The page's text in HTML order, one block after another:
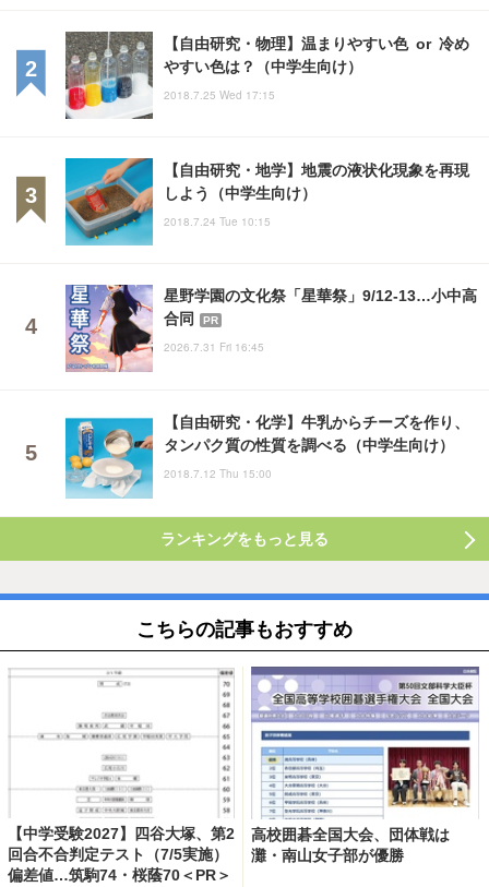
【自由研究・物理】温まりやすい色 or 冷め
やすい色は？（中学生向け）
2018.7.25 Wed 17:15
【自由研究・地学】地震の液状化現象を再現
しよう（中学生向け）
2018.7.24 Tue 10:15
星野学園の文化祭「星華祭」9/12-13…小中高
合同
PR
2026.7.31 Fri 16:45
【自由研究・化学】牛乳からチーズを作り、
タンパク質の性質を調べる（中学生向け）
2018.7.12 Thu 15:00
ランキングをもっと見る
こちらの記事もおすすめ
【中学受験2027】四谷大塚、第2
回合不合判定テスト（7/5実施）
偏差値…筑駒74・桜蔭70＜PR＞
高校囲碁全国大会、団体戦は
灘・南山女子部が優勝